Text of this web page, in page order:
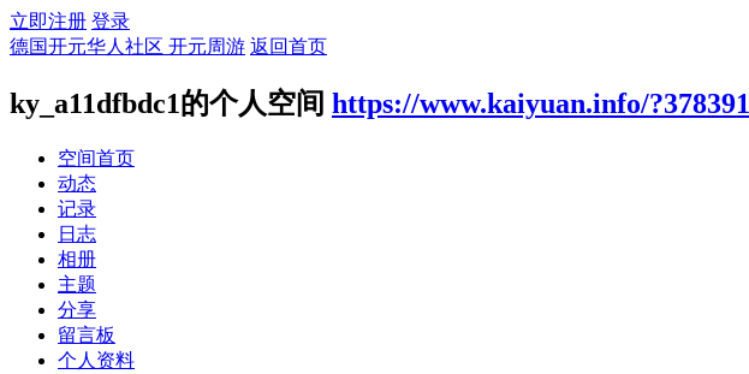
立即注册 登录
德国开元华人社区 开元周游 返回首页
ky_a11dfbdc1的个人空间 https://www.kaiyuan.info/?378391
空间首页
动态
记录
日志
相册
主题
分享
留言板
个人资料